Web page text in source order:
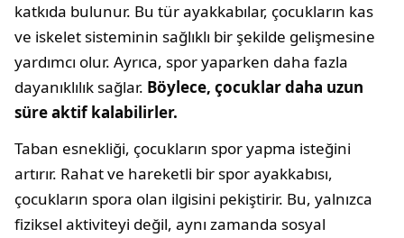
katkıda bulunur. Bu tür ayakkabılar, çocukların kas
ve iskelet sisteminin sağlıklı bir şekilde gelişmesine
yardımcı olur. Ayrıca, spor yaparken daha fazla
dayanıklılık sağlar. Böylece, çocuklar daha uzun
süre aktif kalabilirler.
Taban esnekliği, çocukların spor yapma isteğini
artırır. Rahat ve hareketli bir spor ayakkabısı,
çocukların spora olan ilgisini pekiştirir. Bu, yalnızca
fiziksel aktiviteyi değil, aynı zamanda sosyal